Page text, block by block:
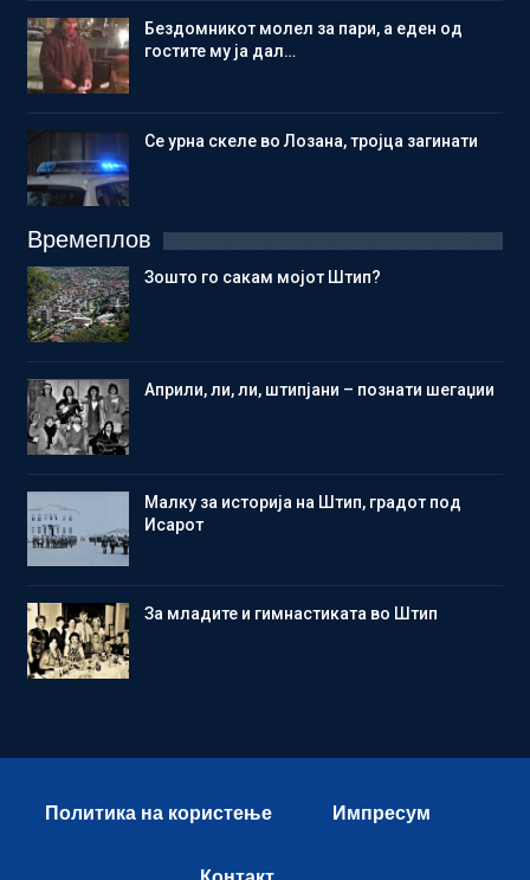
Бездомникот молел за пари, а еден од
гостите му ја дал…
Се урна скеле во Лозана, тројца загинати
Времеплов
Зошто го сакам мојот Штип?
Aприли, ли, ли, штипјани – познати шегаџии
Малку за историја на Штип, градот под
Исарот
Зa младите и гимнастиката во Штип
Политика на користење Импресум